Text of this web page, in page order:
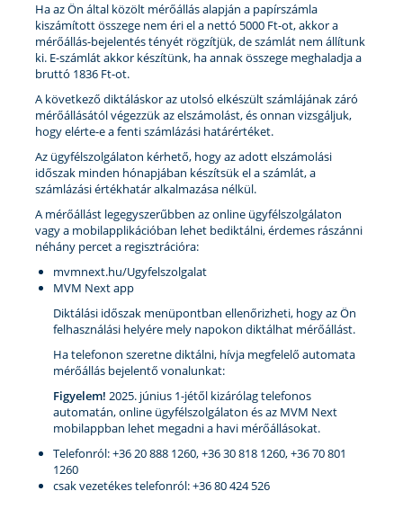
Ha az Ön által közölt mérőállás alapján a papírszámla
kiszámított összege nem éri el a nettó 5000 Ft-ot, akkor a
mérőállás-bejelentés tényét rögzítjük, de számlát nem állítunk
ki. E-számlát akkor készítünk, ha annak összege meghaladja a
bruttó 1836 Ft-ot.
A következő diktáláskor az utolsó elkészült számlájának záró
mérőállásától végezzük az elszámolást, és onnan vizsgáljuk,
hogy elérte-e a fenti számlázási határértéket.
Az ügyfélszolgálaton kérhető, hogy az adott elszámolási
időszak minden hónapjában készítsük el a számlát, a
számlázási értékhatár alkalmazása nélkül.
A mérőállást legegyszerűbben az online ügyfélszolgálaton
vagy a mobilapplikációban lehet bediktálni, érdemes rászánni
néhány percet a regisztrációra:
mvmnext.hu/Ugyfelszolgalat
MVM Next app
Diktálási időszak menüpontban ellenőrizheti, hogy az Ön
felhasználási helyére mely napokon diktálhat mérőállást.
Ha telefonon szeretne diktálni, hívja megfelelő automata
mérőállás bejelentő vonalunkat:
Figyelem! 2025. június 1-jétől kizárólag telefonos
automatán, online ügyfélszolgálaton és az MVM Next
mobilappban lehet megadni a havi mérőállásokat.
Telefonról: +36 20 888 1260, +36 30 818 1260, +36 70 801
1260
csak vezetékes telefonról: +36 80 424 526